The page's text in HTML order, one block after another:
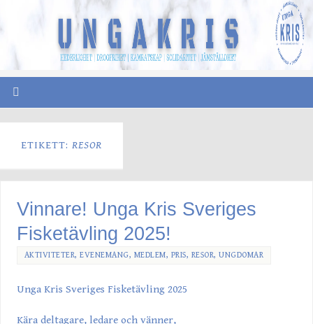
ETIKETT: RESOR
Vinnare! Unga Kris Sveriges
Fisketävling 2025!
AKTIVITETER,EVENEMANG, MEDLEM, PRIS, RESOR,UNGDOMAR
Unga Kris Sveriges Fisketävling 2025
Kära deltagare, ledare och vänner,